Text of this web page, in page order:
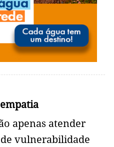
apenas atender
vulnerabilidade